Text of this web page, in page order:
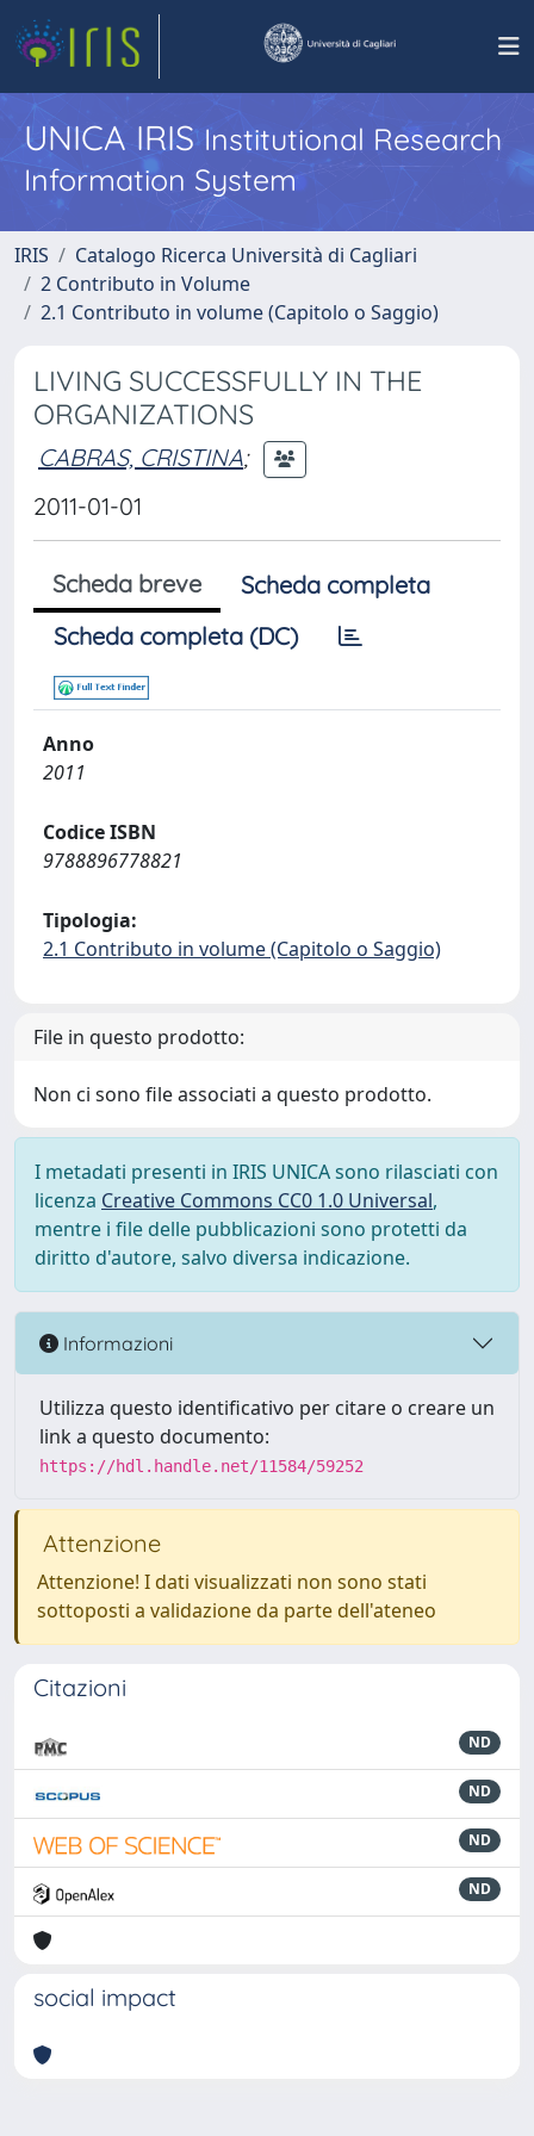
UNICA IRISInstitutional Research
Information System
IRIS
Catalogo Ricerca Università di Cagliari
2 Contributo in Volume
2.1 Contributo in volume (Capitolo o Saggio)
LIVING SUCCESSFULLY IN THE
ORGANIZATIONS
CABRAS, CRISTINA;
2011-01-01
Scheda breve
Scheda completa
Scheda completa (DC)
Anno
2011
Codice ISBN
9788896778821
Tipologia:
2.1 Contributo in volume (Capitolo o Saggio)
File in questo prodotto:
Non ci sono file associati a questo prodotto.
I metadati presenti in IRIS UNICA sono rilasciati con
licenza Creative Commons CC0 1.0 Universal,
mentre i file delle pubblicazioni sono protetti da
diritto d'autore, salvo diversa indicazione.
Informazioni
Utilizza questo identificativo per citare o creare un
link a questo documento:
https://hdl.handle.net/11584/59252
Attenzione
Attenzione! I dati visualizzati non sono stati
sottoposti a validazione da parte dell'ateneo
Citazioni
ND
ND
ND
ND
social impact